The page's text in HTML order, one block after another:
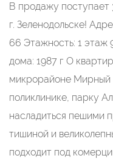
В продажу поступает
г. Зеленодольске!
66 Этажность: 1 этаж
дома: 1987 г О
микрорайоне Мирный
поликлинике, парку
насладиться пешими
тишиной и
подходит под